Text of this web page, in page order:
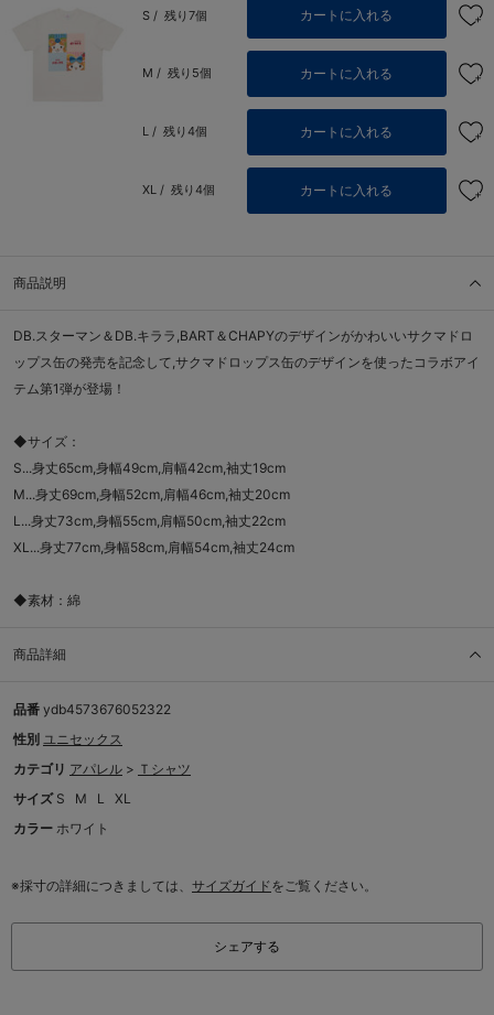
S / 残り7個 カートに入れる
M / 残り5個 カートに入れる
L / 残り4個 カートに入れる
XL / 残り4個 カートに入れる
商品説明
DB.スターマン＆DB.キララ,BART＆CHAPYのデザインがかわいいサクマドロ
ップス缶の発売を記念して,サクマドロップス缶のデザインを使ったコラボアイ
テム第1弾が登場！
◆サイズ：
S...身丈65cm,身幅49cm,肩幅42cm,袖丈19cm
M...身丈69cm,身幅52cm,肩幅46cm,袖丈20cm
L...身丈73cm,身幅55cm,肩幅50cm,袖丈22cm
XL...身丈77cm,身幅58cm,肩幅54cm,袖丈24cm
◆素材：綿
商品詳細
品番 ydb4573676052322
性別 ユニセックス
カテゴリ アパレル > Ｔシャツ
サイズ S M L
XL
カラー ホワイト
※採寸の詳細につきましては、 サイズガイドをご覧ください。
シェアする